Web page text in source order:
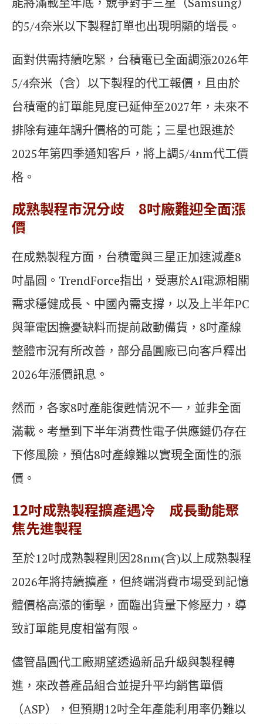
的5/4奈米以下製程訂單也出現明顯的增長。
面對供需持續吃緊，台積電已全面調漲2026年
5/4奈米（含）以下製程的代工報價，且由於
台積電的訂單能見度已延伸至2027年，未來不
排除有連年調升價格的可能；三星也跟進於
2025年第四季通知客戶，將上調5/4nm代工價
格。
成熟製程市況分歧 8吋廠難迎全面漲
價
在成熟製程方面，台積電與三星正加速減產8
吋晶圓。TrendForce指出，受惠於AI電源相關
需求穩健成長、中國內需支撐，以及上半年PC
與筆電因擔憂缺料而提前啟動備貨，8吋產線
整體市況有所改善，部分晶圓廠已向客戶釋出
2026年漲價訊息。
然而，各家8吋產能復甦情況不一，並非全面
滿載。考量到下半年消費性電子供應鏈仍存在
下修風險，預估8吋產線難以實現全面性的漲
價。
12吋成熟製程擴產遇冷 成長動能聚
焦先進製程
至於12吋成熟製程則因28nm(含)以上成熟製程
2026年將持續擴產，但終端消費市場受到記憶
體價格高漲的衝擊，面臨出貨量下修壓力，導
致訂單能見度相當有限。
儘管晶圓代工廠期望透過新品升級與製程轉
進，來改善產品組合並提升平均銷售單價
（ASP），但預期12吋全年產能利用率仍難以